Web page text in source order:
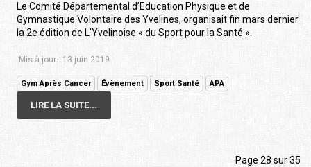
Le Comité Départemental d’Education Physique et de
Gymnastique Volontaire des Yvelines, organisait fin mars dernier
la 2e édition de L’Yvelinoise « du Sport pour la Santé ».
Mis à jour : 13 juin 2019
Gym Après Cancer Évènement Sport Santé APA
LIRE LA SUITE...
Page 28 sur 35